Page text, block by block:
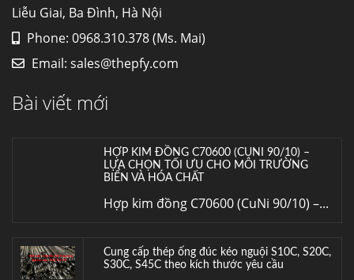
Liễu Giai, Ba Đình, Hà Nội
Phone: 0968.310.378 (Ms. Mai)
Email: sales@thepfy.com
Bài viết mới
nhiệt,...
Mua inox ở đâu chất lượng giá tốt? Gọi ngay
Inox (thép không gỉ) là một trong...
HỢP KIM ĐỒNG C70600 (CUNI 90/10) –
LỰA CHỌN TỐI ƯU CHO MÔI TRƯỜNG
BIỂN VÀ HÓA CHẤT
Hợp kim đồng C70600 (CuNi 90/10) –...
Cung cấp thép ống đúc kéo nguội S10C, S20C,
S30C, S45C theo kích thước yêu cầu